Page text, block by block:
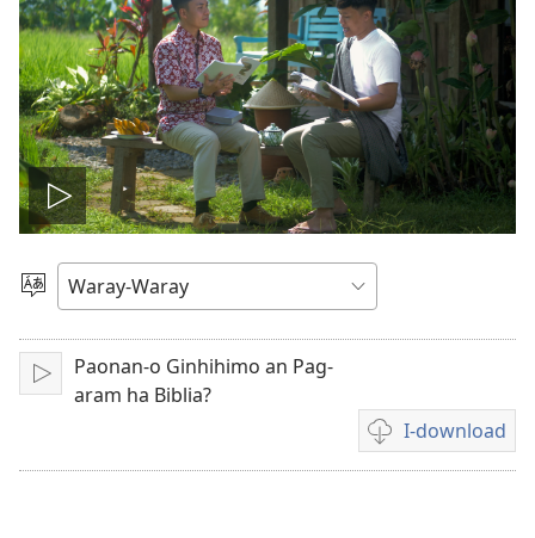
I-
play
an
video
Pagpili
Yinaknan
I-
Paonan-o Ginhihimo an Pag-
aram ha Biblia?
I-download
Opsyon
ha